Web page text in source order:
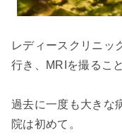
レディースクリニッ
行き、
MRI を撮るこ
過去に一度も大きな
院は初めて。